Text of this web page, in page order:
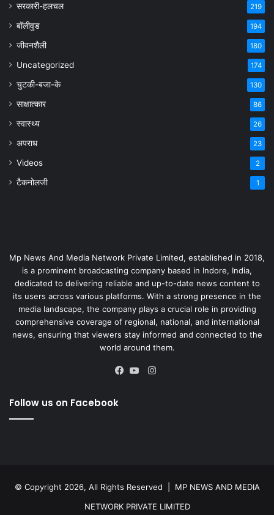
सरकारी-हलचल 219
बॉलीवुड 194
जीवनशैली 180
Uncategorized 174
चुटकी-बजा-के 130
साक्षात्कार 86
स्वास्थ्य 26
अपराध 23
Videos 2
टैकनोलजी 1
Mp News And Media Network Private Limited, established in 2018,
is a prominent broadcasting company based in Indore, India,
dedicated to delivering reliable and up-to-date news content to
its users across various platforms. With a strong presence in the
media landscape, the company plays a crucial role in providing
comprehensive coverage of regional, national, and international
news, ensuring that viewers stay informed and connected to the
world around them.
Instagram
Follow us on Facebook
© Copyright 2026, All Rights Reserved | MP NEWS AND MEDIA
NETWORK PRIVATE LIMITED